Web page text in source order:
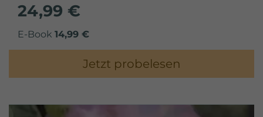
24,99 €
E-Book 14,99 €
Jetzt probelesen